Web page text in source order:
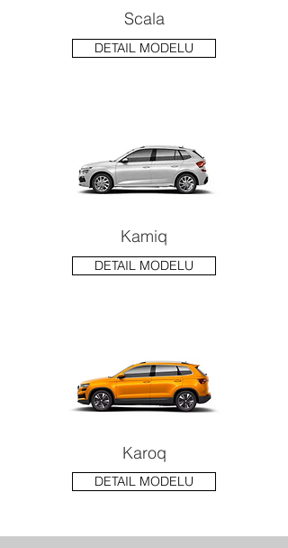
Scala
DETAIL MODELU
Kamiq
DETAIL MODELU
Karoq
DETAIL MODELU